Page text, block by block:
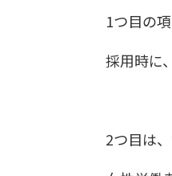
1つ目の
採用時に
2つ目は